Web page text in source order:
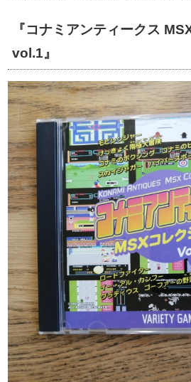
『コナミアンティークス
vol.1』